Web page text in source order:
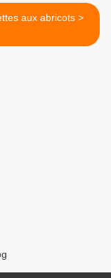
tartelettes aux abricots >